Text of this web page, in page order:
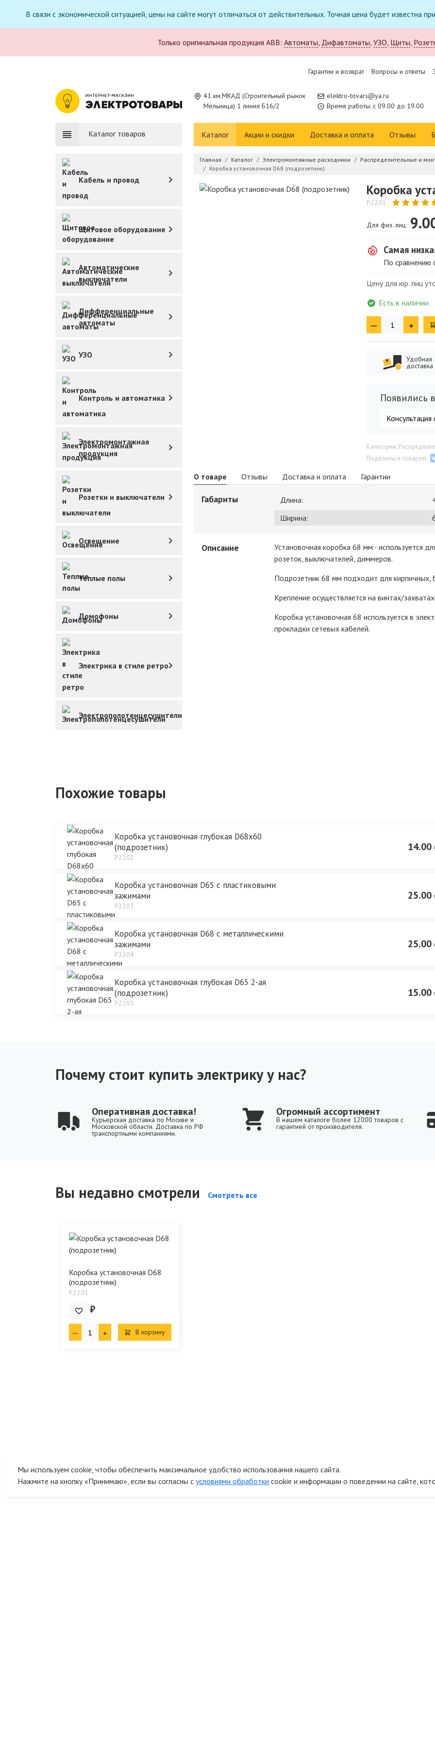
В связи с экономической ситуацией, цены на сайте могут отличаться от действительных. Точная цена будет
Только оригинальная продукция ABB: Автоматы, Дифавтоматы, УЗО, Щиты,
Гарантии и возврат Вопросы и ответы
41 км.МКАД (Строительный рынок
Мельница) 1 линия Б16/2
elektro-tovars@ya.ru
Время работы: с 09.00 до 19.00
Каталог товаров Каталог Акции и скидки Доставка и оплата Отзывы
Кабель и провод
Щитовое оборудование
Автоматические
выключатели
Дифференциальные
автоматы
УЗО
Контроль и автоматика
Электромонтажная
продукция
Розетки и выключатели
Освещение
Теплые полы
Домофоны
Электрика в стиле ретро
Электрополотенцесушители
Главная Каталог Электромонтажные расходники
Распределительные и
Коробка установочная D68 (подрозетник)
Коробка
P2201
Для физ. лиц:
Самая
По сравнению
Цену для юр. лиц
Есть в наличии
Удобная
доставка
Появились
Консультация
Категория:
Поделиться товаром:
О товаре Отзывы Доставка и оплата Гарантии
Габариты Длина:
Ширина:
Описание
Установочная коробка 68 мм - используется
розеток, выключателей, диммеров.
Подрозетник 68 мм подходит для кирпичных,
Крепление осуществляется на винтах/захватах.
Коробка установочная 68 используется в
прокладки сетевых кабелей.
Похожие товары
Коробка установочная глубокая D68х60
(подрозетник)
P2202
14.00
Коробка установочная D65 с пластиковыми
зажимами
P2203
25.00
Коробка установочная D68 с металлическими
зажимами
P2204
25.00
Коробка установочная глубокая D65 2-ая
(подрозетник)
P2205
15.00
Почему стоит купить электрику у нас?
Оперативная доставка!
Курьерская доставка по Москве и
Московской области. Доставка по РФ
транспортными компаниями.
Огромный ассортимент
В нашем каталоге более 12000 товаров с
гарантией от производителя.
Вы недавно смотрели Смотреть все
Коробка установочная D68
(подрозетник)
P2201
9.00 ₽
В корзину
Мы используем cookie, чтобы обеспечить максимальное удобство использования нашего сайта.
Нажмите на кнопку «Принимаю», если вы согласны с условиями обработки cookie и информации о поведении на сайте,